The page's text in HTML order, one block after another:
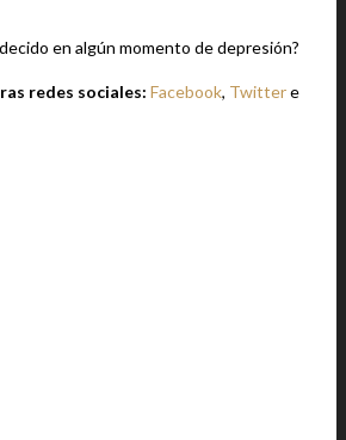
en algún momento de depresión?
redes sociales: Facebook, Twittere